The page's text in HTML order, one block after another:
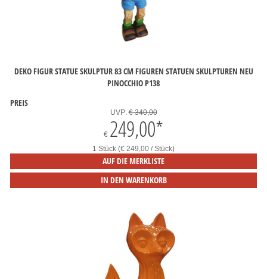
DEKO FIGUR STATUE SKULPTUR 83 CM FIGUREN STATUEN SKULPTUREN NEU
PINOCCHIO P138
PREIS
UVP:€ 340,00
€ 249,00*
1 Stück (€ 249,00 / Stück)
AUF DIE MERKLISTE
IN DEN WARENKORB